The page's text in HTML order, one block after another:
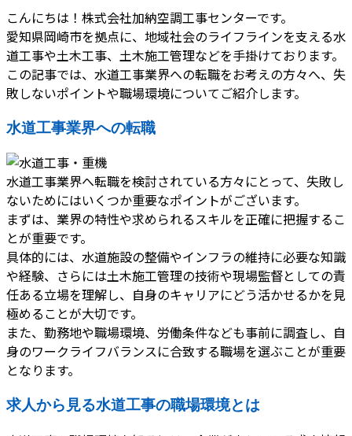
こんにちは！株式会社加納空調工事センターです。
愛知県岡崎市を拠点に、地域社会のライフラインを支える水
道工事や土木工事、土木施工管理などを手掛けております。
この記事では、水道工事業界への転職をお考えの方々へ、失
敗しないポイントや職場環境についてご紹介します。
水道工事業界への転職
水道工事業界へ転職を検討されている方々にとって、失敗し
ないためにはいくつか重要なポイントがございます。
まずは、業界の特性や求められるスキルを正確に把握するこ
とが重要です。
具体的には、水道施設の整備やインフラの維持に必要な知識
や経験、さらには土木施工管理の技術や現場監督としての責
任ある立場を理解し、自身のキャリアにどう活かせるかを見
極めることが大切です。
また、勤務地や職場環境、労働条件なども事前に調査し、自
身のワークライフバランスに合致する職場を選ぶことが重要
となります。
求人から見る水道工事の職場環境とは